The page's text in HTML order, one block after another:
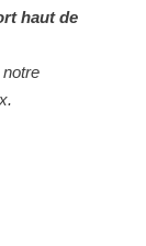
haut de